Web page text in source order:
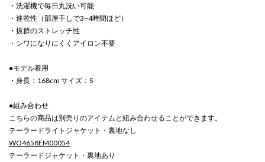
・洗濯機で毎日丸洗い可能
・速乾性（部屋干しで3~4時間ほど）
・抜群のストレッチ性
・シワになりにくくアイロン不要
●モデル着用
・身長：168cm サイズ：S
●組み合わせ
こちらの商品は別売りのアイテムと組み合わせることができます。
テーラードライトジャケット・裏地なし
WO4658EM00054
テーラードジャケット・裏地あり